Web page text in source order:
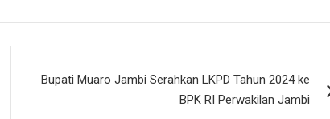
Bupati Muaro Jambi Serahkan LKPD Tahun 2024 ke
BPK RI Perwakilan Jambi